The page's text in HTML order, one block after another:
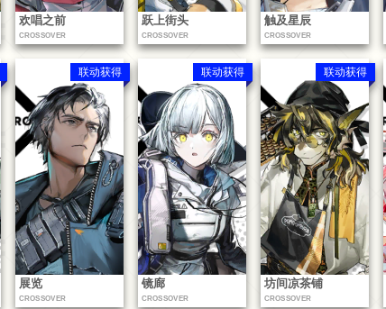
欢唱之前
CROSSOVER
跃上街头
CROSSOVER
触及星辰
CROSSOVER
联动获得
展览
CROSSOVER
联动获得
镜廊
CROSSOVER
联动获得
坊间凉茶铺
CROSSOVER